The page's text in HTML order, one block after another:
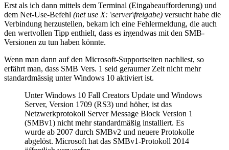
Erst als ich dann mittels dem Terminal (Eingabeaufforderung) und
dem Net-Use-Befehl (net use X: \server\freigabe) versucht habe die
Verbindung herzustellen, bekam ich eine Fehlermeldung, die auch
den wertvollen Tipp enthielt, dass es irgendwas mit den SMB-
Versionen zu tun haben könnte.
Wenn man dann auf den Microsoft-Supportseiten nachliest, so
erfährt man, dass SMB Vers. 1 seid geraumer Zeit nicht mehr
standardmässig unter Windows 10 aktiviert ist.
Unter Windows 10 Fall Creators Update und Windows
Server, Version 1709 (RS3) und höher, ist das
Netzwerkprotokoll Server Message Block Version 1
(SMBv1) nicht mehr standardmäßig installiert. Es
wurde ab 2007 durch SMBv2 und neuere Protokolle
abgelöst. Microsoft hat das SMBv1-Protokoll 2014